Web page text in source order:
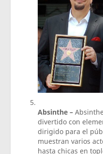
Absinthe –
divertido con
dirigido para el
muestran varios
hasta chicas en